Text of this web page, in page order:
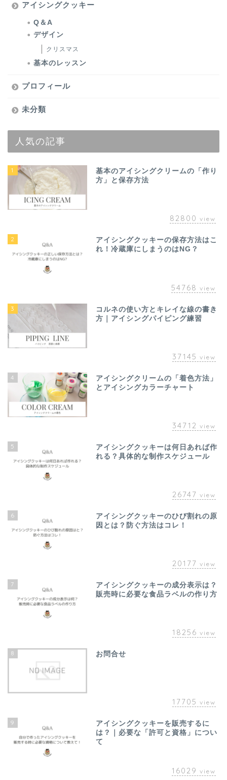
アイシングクッキー
Q＆A
デザイン
クリスマス
基本のレッスン
プロフィール
未分類
人気の記事
1
基本のアイシングクリームの「作り
方」と保存方法
82800 view
2
アイシングクッキーの保存方法はこ
れ！冷蔵庫にしまうのはNG？
54768 view
3
コルネの使い方とキレイな線の書き
方｜アイシングパイピング練習
37145 view
4
アイシングクリームの「着色方法」
とアイシングカラーチャート
34712 view
5
アイシングクッキーは何日あれば作
れる？具体的な制作スケジュール
26747 view
6
アイシングクッキーのひび割れの原
因とは？防ぐ方法はコレ！
20177 view
7
アイシングクッキーの成分表示は？
販売時に必要な食品ラベルの作り方
18256 view
8 お問合せ
17705 view
9
アイシングクッキーを販売するに
は？｜必要な「許可と資格」につい
て
16029 view